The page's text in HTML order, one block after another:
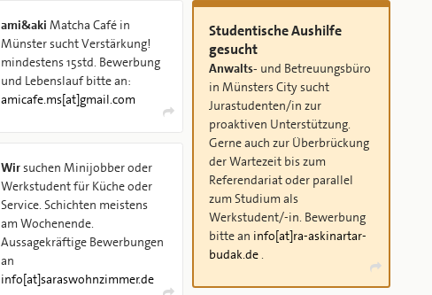
ami&aki Matcha Café in
Münster sucht Verstärkung!
mindestens 15std. Bewerbung
und Lebenslauf bitte an:
amicafe.ms[at]gmail.com
Wirsuchen Minijobber oder
Werkstudent für Küche oder
Service. Schichten meistens
am Wochenende.
Aussagekräftige Bewerbungen
an
info[at]saraswohnzimmer.de
Studentische Aushilfe
gesucht
Anwalts- und Betreuungsbüro
in Münsters City sucht
Jurastudenten/in zur
proaktiven Unterstützung.
Gerne auch zur Überbrückung
der Wartezeit bis zum
Referendariat oder parallel
zum Studium als
Werkstudent/-in. Bewerbung
bitte an info[at]ra-askinartar-
budak.de.